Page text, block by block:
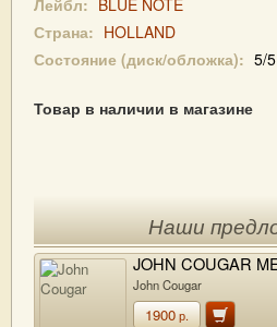
Лейбл: BLUE NOTE
Страна: HOLLAND
Состояние (диск/обложка): 5/5
Товар в наличии в магазине
Наши
JOHN COUGAR
John Cougar
1900р.